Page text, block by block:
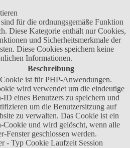
für die ordnungsgemäße Funktion
Diese Kategorie enthält nur Cookies,
und Sicherheitsmerkmale der
Diese Cookies speichern keine
Informationen.
Beschreibung
ist für PHP-Anwendungen.
wird verwendet um die eindeutige
ID eines Benutzers zu speichern und
um die Benutzersitzung auf
zu verwalten. Das Cookie ist ein
Cookie und wird gelöscht, wenn alle
Fenster geschlossen werden.
- Typ Cookie Laufzeit Session